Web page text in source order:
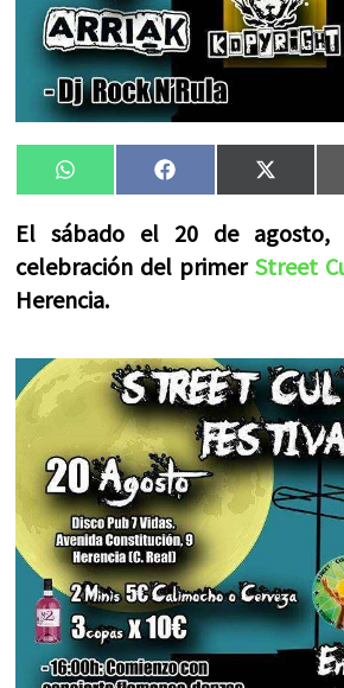
Compartir
en
WhatsAppCompartir
en
Facebook
en
X
El sábado el 20 de
celebración del primer Street
Herencia.